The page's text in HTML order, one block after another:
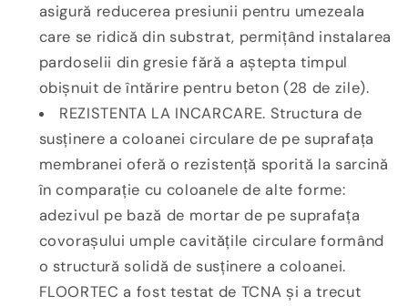
asigură reducerea presiunii pentru umezeala
care se ridică din substrat, permițând instalarea
pardoselii din gresie fără a aștepta timpul
obișnuit de întărire pentru beton (28 de zile).
REZISTENTA LA INCARCARE. Structura de
susținere a coloanei circulare de pe suprafața
membranei oferă o rezistență sporită la sarcină
în comparație cu coloanele de alte forme:
adezivul pe bază de mortar de pe suprafața
covorașului umple cavitățile circulare formând
o structură solidă de susținere a coloanei.
FLOORTEC a fost testat de TCNA și a trecut